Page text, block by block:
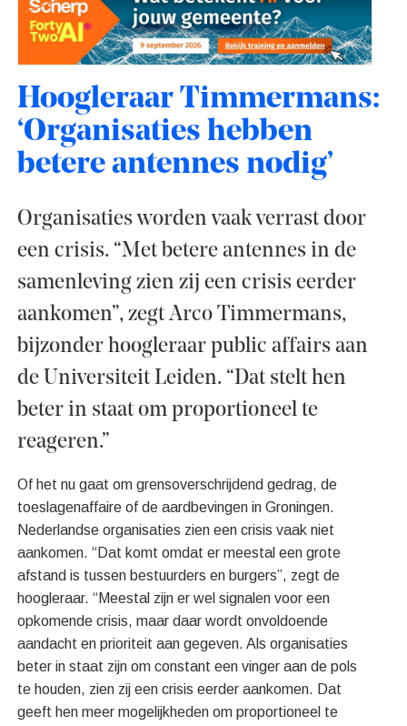
Hoogleraar Timmermans:
‘Organisaties hebben
betere antennes nodig’
Organisaties worden vaak verrast door
een crisis. “Met betere antennes in de
samenleving zien zij een crisis eerder
aankomen”, zegt Arco Timmermans,
bijzonder hoogleraar public affairs aan
de Universiteit Leiden. “Dat stelt hen
beter in staat om proportioneel te
reageren.”
Of het nu gaat om grensoverschrijdend gedrag, de
toeslagenaffaire of de aardbevingen in Groningen.
Nederlandse organisaties zien een crisis vaak niet
aankomen. “Dat komt omdat er meestal een grote
afstand is tussen bestuurders en burgers”, zegt de
hoogleraar. “Meestal zijn er wel signalen voor een
opkomende crisis, maar daar wordt onvoldoende
aandacht en prioriteit aan gegeven. Als organisaties
beter in staat zijn om constant een vinger aan de pols
te houden, zien zij een crisis eerder aankomen. Dat
geeft hen meer mogelijkheden om proportioneel te